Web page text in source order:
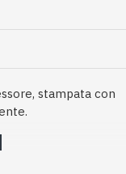
stampata con